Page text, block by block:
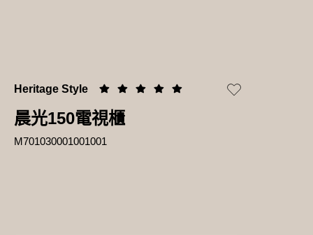
Heritage Style
晨光150電視櫃
M701030001001001